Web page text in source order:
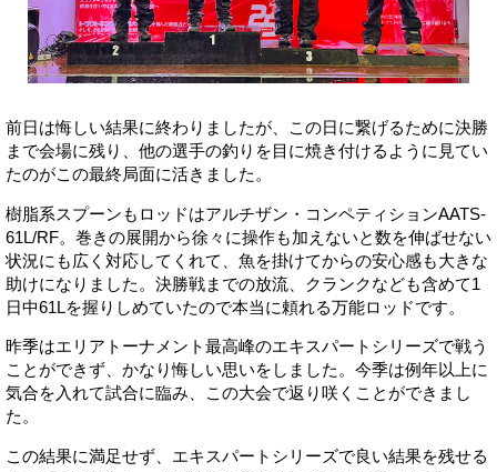
前日は悔しい結果に終わりましたが、この日に繋げるために決勝
まで会場に残り、他の選手の釣りを目に焼き付けるように見てい
たのがこの最終局面に活きました。
樹脂系スプーンもロッドはアルチザン・コンペティションAATS-
61L/RF。巻きの展開から徐々に操作も加えないと数を伸ばせない
状況にも広く対応してくれて、魚を掛けてからの安心感も大きな
助けになりました。決勝戦までの放流、クランクなども含めて1
日中61Lを握りしめていたので本当に頼れる万能ロッドです。
昨季はエリアトーナメント最高峰のエキスパートシリーズで戦う
ことができず、かなり悔しい思いをしました。今季は例年以上に
気合を入れて試合に臨み、この大会で返り咲くことができまし
た。
この結果に満足せず、エキスパートシリーズで良い結果を残せる